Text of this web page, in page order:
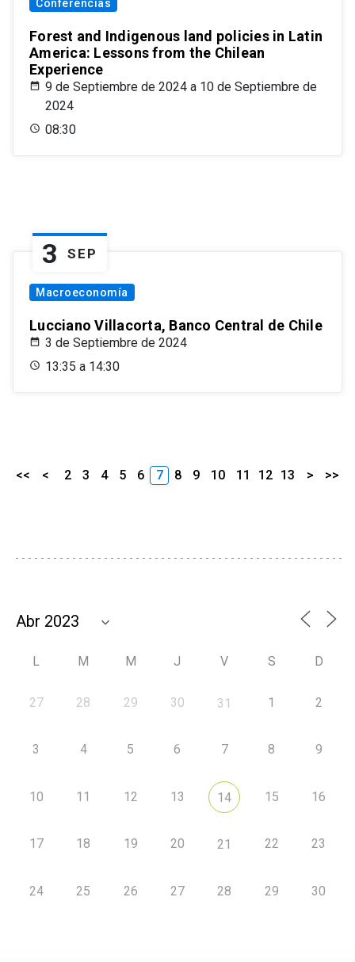
Conferencias
Forest and Indigenous land policies in Latin
America: Lessons from the Chilean
Experience
9 de Septiembre de 2024 a 10 de Septiembre de
2024
08:30
3 SEP
Macroeconomía
Lucciano Villacorta, Banco Central de Chile
3 de Septiembre de 2024
13:35 a 14:30
<< < 2 3 4 5 6 7 8 9 10 11 12 13 > >>
L M M J V S D
27 28 29 30 31 1 2
3 4 5 6 7 8 9
10 11 12 13 14 15 16
17 18 19 20 21 22 23
24 25 26 27 28 29 30